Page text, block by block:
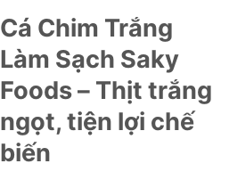
Cá Chim Trắng
Làm Sạch Saky
Foods – Thịt trắng
ngọt, tiện lợi chế
biến